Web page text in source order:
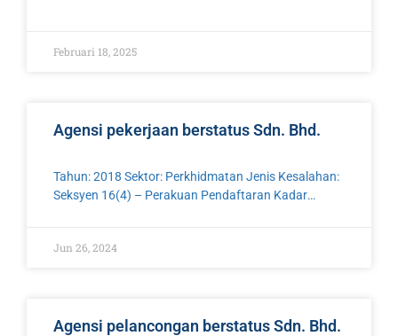
Februari 18, 2025
Agensi pekerjaan berstatus Sdn. Bhd.
Tahun: 2018 Sektor: Perkhidmatan Jenis Kesalahan:
Seksyen 16(4) – Perakuan Pendaftaran Kadar
Jun 26, 2024
Agensi pelancongan berstatus Sdn. Bhd.